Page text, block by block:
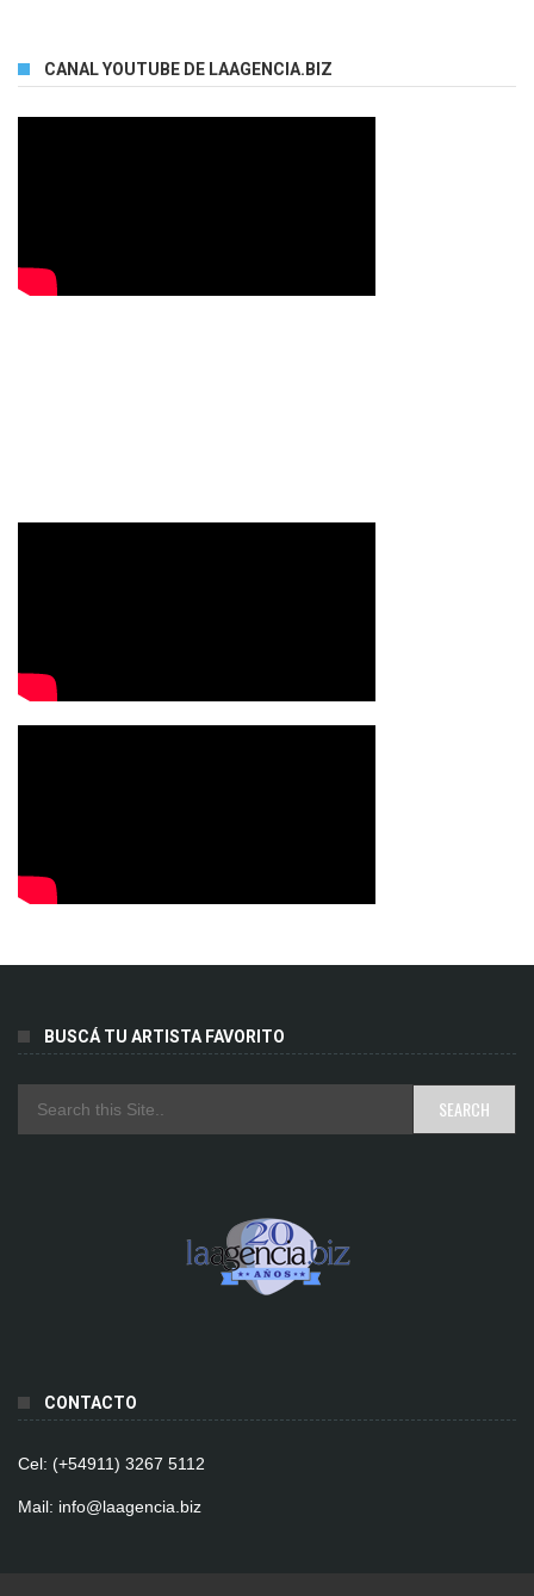
CANAL YOUTUBE DE LAAGENCIA.BIZ
BUSCÁ TU ARTISTA FAVORITO
CONTACTO
Cel: (+54911) 3267 5112
Mail: info@laagencia.biz